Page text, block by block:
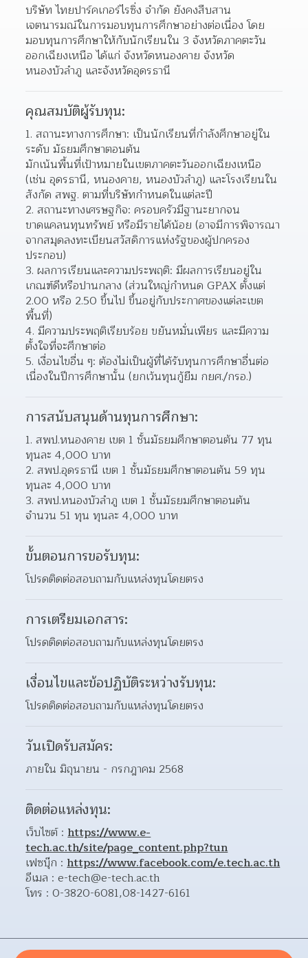
บริษัท ไทยปาร์คเกอร์ไรซิ่ง จำกัด ยังคงสืบสาน
เจตนารมณ์ในการมอบทุนการศึกษาอย่างต่อเนื่อง โดย
มอบทุนการศึกษาให้กับนักเรียนใน 3 จังหวัดภาคตะวัน
ออกเฉียงเหนือ ได้แก่ จังหวัดหนองคาย จังหวัด
หนองบัวลำภู และจังหวัดอุดรธานี
คุณสมบัติผู้รับทุน:
1. สถานะทางการศึกษา: เป็นนักเรียนที่กำลังศึกษาอยู่ใน
ระดับ มัธยมศึกษาตอนต้น
มักเน้นพื้นที่เป้าหมายในเขตภาคตะวันออกเฉียงเหนือ
(เช่น อุดรธานี, หนองคาย, หนองบัวลำภู) และโรงเรียนใน
สังกัด สพฐ. ตามที่บริษัทกำหนดในแต่ละปี
2. สถานะทางเศรษฐกิจ: ครอบครัวมีฐานะยากจน
ขาดแคลนทุนทรัพย์ หรือมีรายได้น้อย (อาจมีการพิจารณา
จากสมุดลงทะเบียนสวัสดิการแห่งรัฐของผู้ปกครอง
ประกอบ)
3. ผลการเรียนและความประพฤติ: มีผลการเรียนอยู่ใน
เกณฑ์ดีหรือปานกลาง (ส่วนใหญ่กำหนด GPAX ตั้งแต่
2.00 หรือ 2.50 ขึ้นไป ขึ้นอยู่กับประกาศของแต่ละเขต
พื้นที่)
4. มีความประพฤติเรียบร้อย ขยันหมั่นเพียร และมีความ
ตั้งใจที่จะศึกษาต่อ
5. เงื่อนไขอื่น ๆ: ต้องไม่เป็นผู้ที่ได้รับทุนการศึกษาอื่นต่อ
เนื่องในปีการศึกษานั้น (ยกเว้นทุนกู้ยืม กยศ./กรอ.)
การสนับสนุนด้านทุนการศึกษา:
1. สพป.หนองคาย เขต 1 ชั้นมัธยมศึกษาตอนต้น 77 ทุน
ทุนละ 4,000 บาท
2. สพป.อุดรธานี เขต 1 ชั้นมัธยมศึกษาตอนต้น 59 ทุน
ทุนละ 4,000 บาท
3. สพป.หนองบัวลำภู เขต 1 ชั้นมัธยมศึกษาตอนต้น
จำนวน 51 ทุน ทุนละ 4,000 บาท
ขั้นตอนการขอรับทุน:
โปรดติดต่อสอบถามกับแหล่งทุนโดยตรง
การเตรียมเอกสาร:
โปรดติดต่อสอบถามกับแหล่งทุนโดยตรง
เงื่อนไขและข้อปฏิบัติระหว่างรับทุน:
โปรดติดต่อสอบถามกับแหล่งทุนโดยตรง
วันเปิดรับสมัคร:
ภายใน มิถุนายน - กรกฎาคม 2568
ติดต่อแหล่งทุน:
เว็บไซต์ : https://www.e-
tech.ac.th/site/page_content.php?tun
เฟซบุ๊ก : https://www.facebook.com/e.tech.ac.th
อีเมล : e-tech@e-tech.ac.th
โทร : 0-3820-6081,08-1427-6161